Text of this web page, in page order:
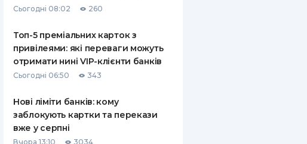
ВСІ СТРАХОВІ ПОЛІСИ
СТРАХОВІ КОМПАНІЇ
ВІДГУКИ ПРО СТРАХОВІ
КОМПАНІЇ
Сьогодні 08:02 260
Топ-5 преміальних карток з
привілеями: які переваги можуть
отримати нині VIP-клієнти банків
Сьогодні 06:50 343
Нові ліміти банків: кому
заблокують картки та перекази
вже у серпні
Вчора 13:10 3034